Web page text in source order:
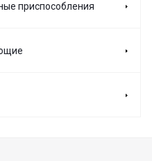
приспособления